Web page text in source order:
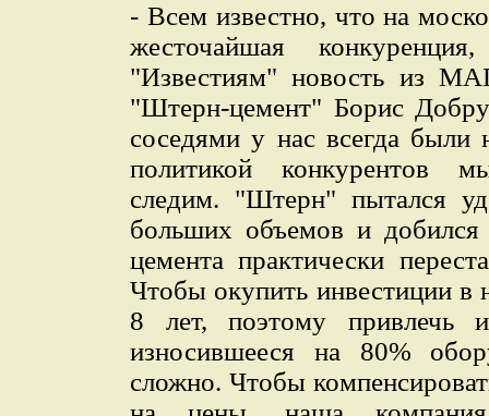
- Всем известно, что на
жесточайшая
"Известиям" новость из
"Штерн-цемент" Борис
соседями у нас всегда были
политикой конкурентов
следим. "Штерн" пытался
больших объемов и добился
цемента практически
Чтобы окупить инвестиции в
8 лет, поэтому привлечь
износившееся на 80%
сложно. Чтобы